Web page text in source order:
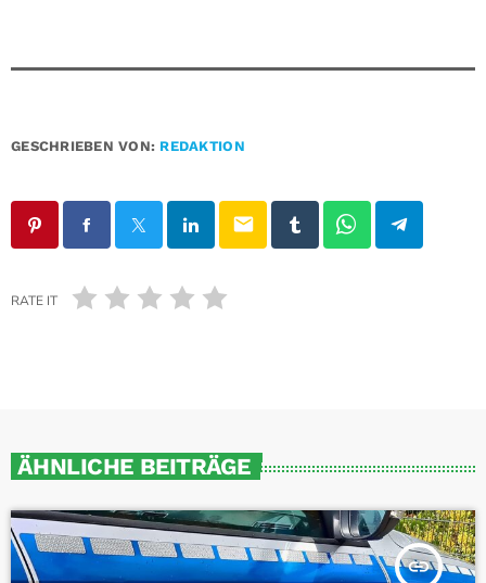
GESCHRIEBEN VON: REDAKTION
email
RATE IT
ÄHNLICHE BEITRÄGE
insert_link